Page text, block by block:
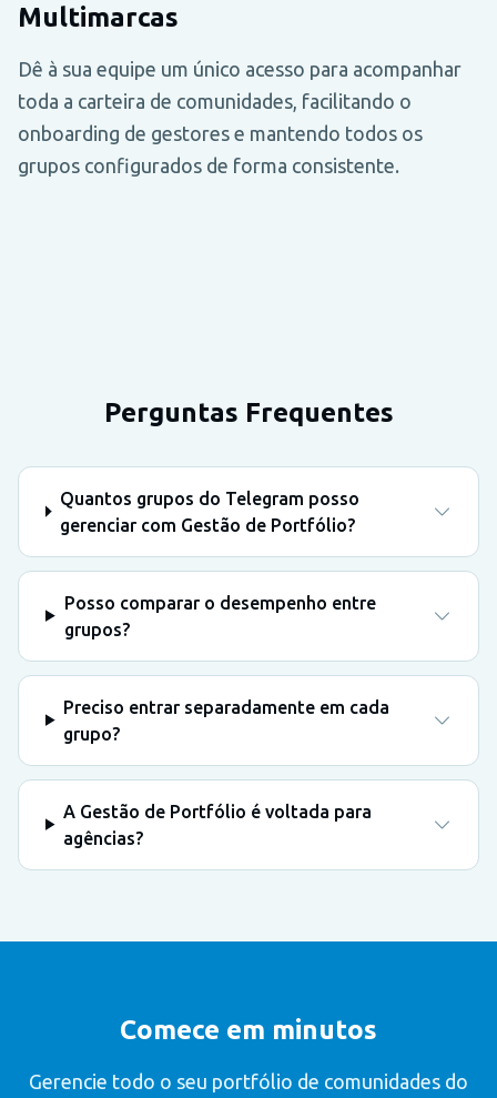
Multimarcas
Dê à sua equipe um único acesso para acompanhar
toda a carteira de comunidades, facilitando o
onboarding de gestores e mantendo todos os
grupos configurados de forma consistente.
Perguntas Frequentes
Quantos grupos do Telegram posso
gerenciar com Gestão de Portfólio?
Posso comparar o desempenho entre
grupos?
Preciso entrar separadamente em cada
grupo?
A Gestão de Portfólio é voltada para
agências?
Comece em minutos
Gerencie todo o seu portfólio de comunidades do